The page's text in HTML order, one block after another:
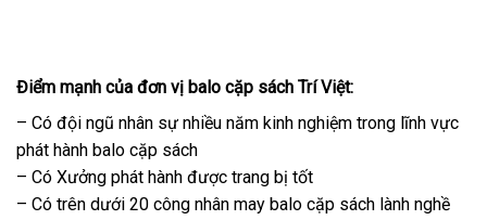
Điểm mạnh của đơn vị balo cặp sách Trí Việt:
– Có đội ngũ nhân sự nhiều năm kinh nghiệm trong lĩnh vực
phát hành balo cặp sách
– Có Xưởng phát hành được trang bị tốt
– Có trên dưới 20 công nhân may balo cặp sách lành nghề